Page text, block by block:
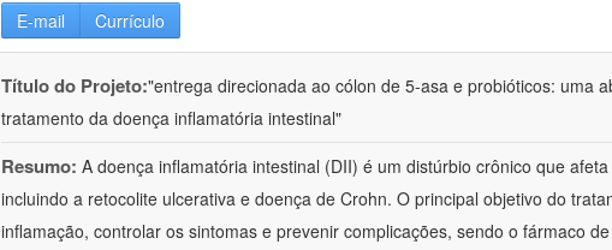
E-mail Currículo
Título do Projeto:"entrega direcionada ao cólon de 5-asa e probióticos: uma
tratamento da doença inflamatória intestinal"
Resumo: A doença inflamatória intestinal (DII) é um distúrbio crônico que
incluindo a retocolite ulcerativa e doença de Crohn. O principal objetivo do
inflamação, controlar os sintomas e prevenir complicações, sendo o fármaco